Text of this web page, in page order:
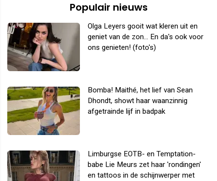
Populair nieuws
Olga Leyers gooit wat kleren uit en
geniet van de zon... En da's ook voor
ons genieten! (foto's)
Bomba! Maithé, het lief van Sean
Dhondt, showt haar waanzinnig
afgetrainde lijf in badpak
Limburgse EOTB- en Temptation-
babe Lie Meurs zet haar 'rondingen'
en tattoos in de schijnwerper met